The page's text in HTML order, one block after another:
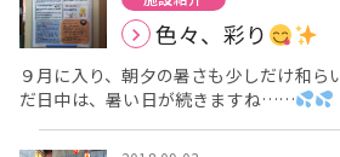
id="attachment_371"
老祝賀会③[/caption] これからも特別養護老人ホームにご入居し
て頂いている皆様が健康で、楽しく過ご
で共同しながら、職員一丸となってサポ
頂いています。 由寿会では、当たり前の事ですが、可能な限
り、全ての利用者様に喜んで頂けるよう
は、一口大に切って提供させて頂いてい
めんは、ツルツルッ
っと喉ごしよく食
は、フロアの職員や、看護師と相談し
いるなど、甚大な被害がありました。
https://www.asahi.com/articles/
幸いにも、アーバンケア御厨の施設は大
ることが出来ましたが、当日夜勤の職員
早めに出勤されるも、雨・風共にあまり
乗り場でさえ、止まっていなかったた
勤。 翌日５日からは電車に関しては通常通りの運転再開がされて
色々、彩り
９月に入り、朝夕の暑さも少しだけ和ら
だ日中は、暑い日が続きますね……
お気をつけください。 今回は、私たち栄養課が作っています
掲示物ついて、紹介したいと思います。 まず、各フロアに毎週